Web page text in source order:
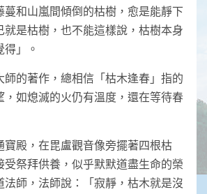
蔓和山嵐間傾倒的枯樹，愈是能靜下
就是枯樹，也不能這樣說，枯樹本身
」。
師的著作，總相信「枯木逢春」指的
，如熄滅的火仍有溫度，還在等待春
寶殿，在毘盧觀音像旁擺著四根枯
受祭拜供養，似乎默默道盡生命的榮
法師，法師說：「寂靜，枯木就是沒